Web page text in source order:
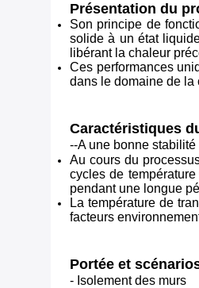
Présentation du
Son principe de
solide à un état
libérant la chaleur
Ces performances
dans le domaine de la
Caractéristiques
--A une bonne stabilité
Au cours du
cycles de
pendant une longue
La température de
facteurs
Portée et
- Isolement des murs